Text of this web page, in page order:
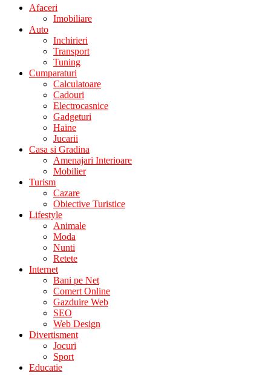
Afaceri
Imobiliare
Auto
Inchirieri
Transport
Tuning
Cumparaturi
Calculatoare
Cadouri
Electrocasnice
Gadgeturi
Haine
Jucarii
Casa si Gradina
Amenajari Interioare
Mobilier
Turism
Cazare
Obiective Turistice
Lifestyle
Animale
Moda
Nunti
Retete
Internet
Bani pe Net
Comert Online
Gazduire Web
SEO
Web Design
Divertisment
Jocuri
Sport
Educatie